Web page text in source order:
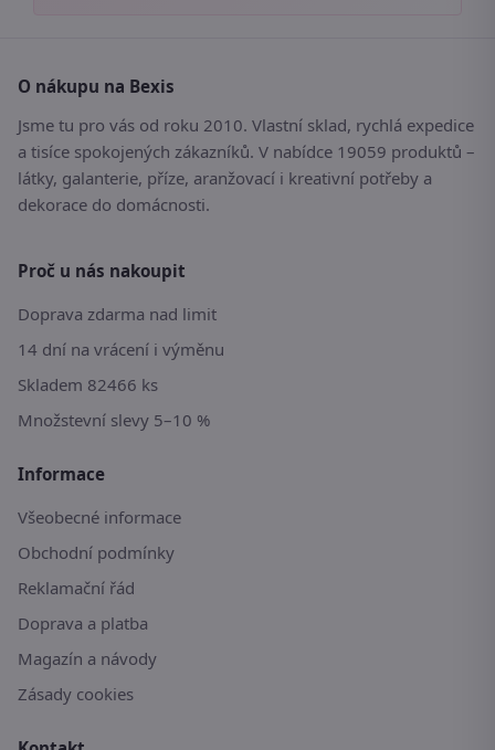
O nákupu na Bexis
Jsme tu pro vás od roku 2010. Vlastní sklad, rychlá expedice
a tisíce spokojených zákazníků. V nabídce 19059 produktů –
látky, galanterie, příze, aranžovací i kreativní potřeby a
dekorace do domácnosti.
Proč u nás nakoupit
Doprava zdarma nad limit
14 dní na vrácení i výměnu
Skladem 82466 ks
Množstevní slevy 5–10 %
Informace
Všeobecné informace
Obchodní podmínky
Reklamační řád
Doprava a platba
Magazín a návody
Zásady cookies